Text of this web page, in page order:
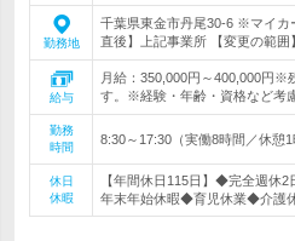
勤務地
千葉県東金市丹尾30-6 ※マイ
直後】上記事業所 【変更の範囲
給与
月給：350,000円～400,000円※
す。※経験・年齢・資格など考
勤務
時間
8:30～17:30（実働8時間／休憩
休日
休暇
【年間休日115日】◆完全週休
年末年始休暇◆育児休業◆介護